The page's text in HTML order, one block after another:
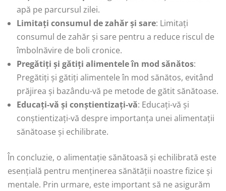
apă pe parcursul zilei.
Limitați consumul de zahăr și sare: Limitați
consumul de zahăr și sare pentru a reduce riscul de
îmbolnăvire de boli cronice.
Pregătiți și gătiți alimentele în mod sănătos:
Pregătiți și gătiți alimentele în mod sănătos, evitând
prăjirea și bazându-vă pe metode de gătit sănătoase.
Educați-vă și conștientizați-vă: Educați-vă și
conștientizați-vă despre importanța unei alimentații
sănătoase și echilibrate.
În concluzie, o alimentație sănătoasă și echilibrată este
esențială pentru menținerea sănătății noastre fizice și
mentale. Prin urmare, este important să ne asigurăm